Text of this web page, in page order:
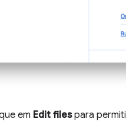
em Edit filespara